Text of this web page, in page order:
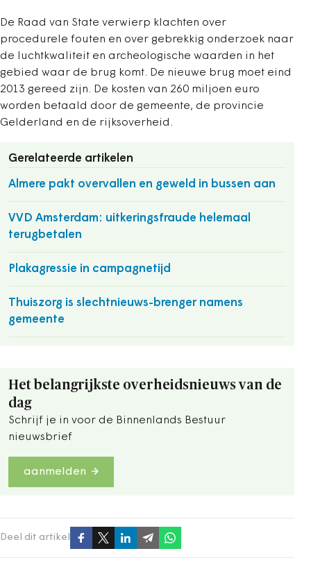
De Raad van State verwierp klachten over
procedurele fouten en over gebrekkig onderzoek naar
de luchtkwaliteit en archeologische waarden in het
gebied waar de brug komt. De nieuwe brug moet eind
2013 gereed zijn. De kosten van 260 miljoen euro
worden betaald door de gemeente, de provincie
Gelderland en de rijksoverheid.
Gerelateerde artikelen
Almere pakt overvallen en geweld in bussen aan
VVD Amsterdam: uitkeringsfraude helemaal
terugbetalen
Plakagressie in campagnetijd
Thuiszorg is slechtnieuws-brenger namens
gemeente
Het belangrijkste overheidsnieuws van de
dag
Schrijf je in voor de Binnenlands Bestuur
nieuwsbrief
aanmelden
Deel dit artikel